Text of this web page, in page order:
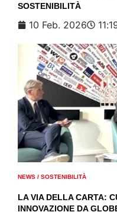
SOSTENIBILITÀ
10 Feb. 2026
NEWS / SOSTENIBILITÀ
LA VIA DELLA CARTA:
INNOVAZIONE DA